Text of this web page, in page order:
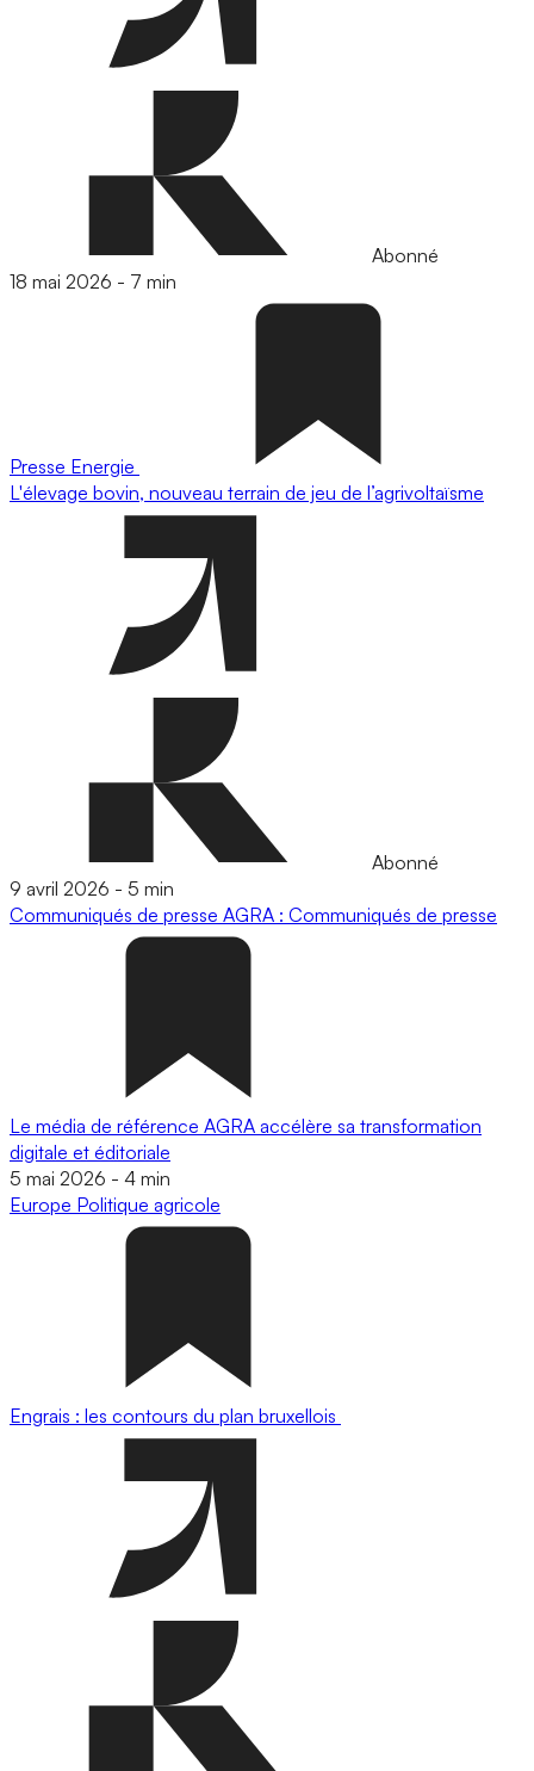
Abonné
18 mai 2026 - 7 min
Presse Energie
L'élevage bovin, nouveau terrain de jeu de l’agrivoltaïsme
Abonné
9 avril 2026 - 5 min
Communiqués de presse AGRA : Communiqués de presse
Le média de référence AGRA accélère sa transformation
digitale et éditoriale
5 mai 2026 - 4 min
Europe Politique agricole
Engrais : les contours du plan bruxellois